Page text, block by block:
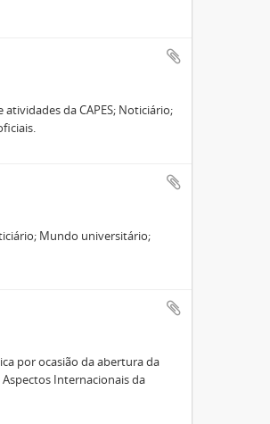
da CAPES; Noticiário;
Mundo universitário;
por ocasião da abertura da
Internacionais da